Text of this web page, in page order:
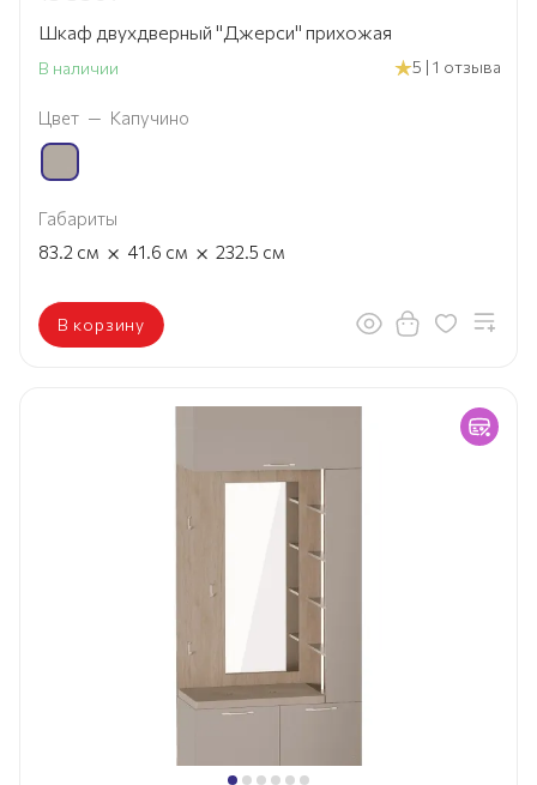
Шкаф двухдверный "Джерси" прихожая
В наличии 5 | 1 отзыва
Цвет — Капучино
Габариты
83.2 см × 41.6 см × 232.5 см
В корзину